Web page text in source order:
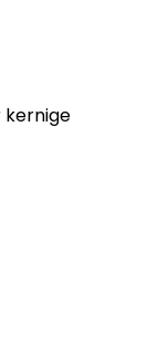
kernige